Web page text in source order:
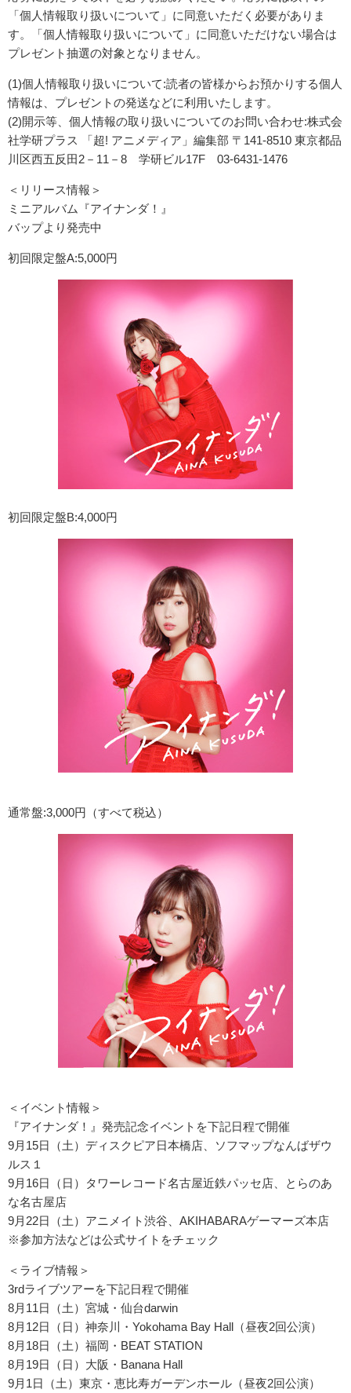
「個人情報取り扱いについて」に同意いただく必要がありま
す。「個人情報取り扱いについて」に同意いただけない場合は
プレゼント抽選の対象となりません。
(1)個人情報取り扱いについて:読者の皆様からお預かりする個人
情報は、プレゼントの発送などに利用いたします。
(2)開示等、個人情報の取り扱いについてのお問い合わせ:株式会
社学研プラス 「超! アニメディア」編集部 〒141-8510 東京都品
川区西五反田2－11－8 学研ビル17F 03-6431-1476
＜リリース情報＞
ミニアルバム『アイナンダ！』
バップより発売中
初回限定盤A:5,000円
初回限定盤B:4,000円
通常盤:3,000円（すべて税込）
＜イベント情報＞
『アイナンダ！』発売記念イベントを下記日程で開催
9月15日（土）ディスクピア日本橋店、ソフマップなんばザウ
ルス１
9月16日（日）タワーレコード名古屋近鉄パッセ店、とらのあ
な名古屋店
9月22日（土）アニメイト渋谷、AKIHABARAゲーマーズ本店
※参加方法などは公式サイトをチェック
＜ライブ情報＞
3rdライブツアーを下記日程で開催
8月11日（土）宮城・仙台darwin
8月12日（日）神奈川・Yokohama Bay Hall（昼夜2回公演）
8月18日（土）福岡・BEAT STATION
8月19日（日）大阪・Banana Hall
9月1日（土）東京・恵比寿ガーデンホール（昼夜2回公演）